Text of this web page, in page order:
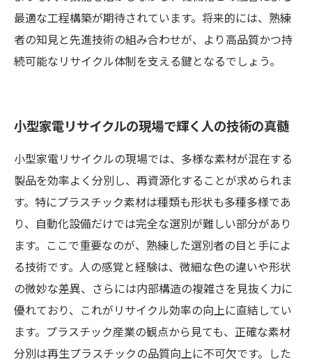
最適な工程構築が期待されています。将来的には、熟練
者の知見と先進技術の組み合わせが、より高品質かつ持
続可能なリサイクル体制を支える鍵となるでしょう。
小型家電リサイクルの現場で輝く人の技術の真髄
小型家電リサイクルの現場では、多様な素材が混在する
製品を効率よく分別し、再資源化することが求められま
す。特にプラスチック素材は種類も形状も多種多様であ
り、自動化設備だけでは完全な選別が難しい部分があり
ます。ここで重要なのが、熟練した選別者の目と手によ
る技術です。人の感覚と経験は、微細な色の違いや形状
の微妙な差異、さらには内部構造の複雑さを見抜く力に
優れており、これがリサイクル効率の向上に直結してい
ます。プラスチック産業の観点から見ても、正確な素材
分別は再生プラスチックの品質向上に不可欠です。した